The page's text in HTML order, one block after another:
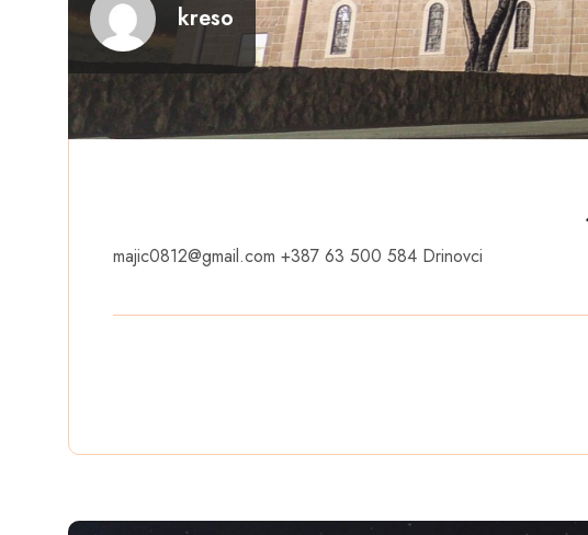
kreso
majic0812@gmail.com +387 63 500 584 Drinovci